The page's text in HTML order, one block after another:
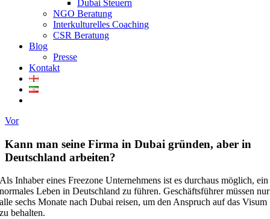
Dubai Steuern
NGO Beratung
Interkulturelles Coaching
CSR Beratung
Blog
Presse
Kontakt
Vor
Kann man seine Firma in Dubai gründen, aber in
Deutschland arbeiten?
Als Inhaber eines Freezone Unternehmens ist es durchaus möglich, ein
normales Leben in Deutschland zu führen. Geschäftsführer müssen nur
alle sechs Monate nach Dubai reisen, um den Anspruch auf das Visum
zu behalten.